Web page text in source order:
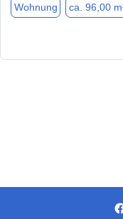
Wohnung ca. 96,00